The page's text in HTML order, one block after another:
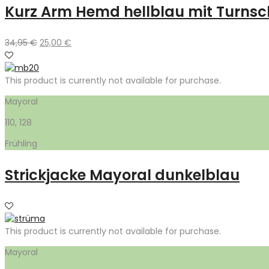
Kurz Arm Hemd hellblau mit
34,95€ Ursprünglicher
34,95 €
25,00 €
25,00 €.
This product is currently not available for purchase.
Mayoral
110, 128
Frühling
Strickjacke Mayoral dunkelblau
This product is currently not available for purchase.
Mayoral